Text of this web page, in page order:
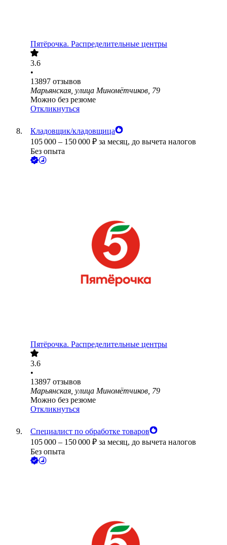
Пятёрочка. Распределительные центры
3.6
•
13897 отзывов
Марьянская, улица Миномётчиков, 79
Можно без резюме
Откликнуться
Кладовщик/кладовщица
105 000 – 150 000 ₽ за месяц, до вычета налогов
Без опыта
Пятёрочка. Распределительные центры
3.6
•
13897 отзывов
Марьянская, улица Миномётчиков, 79
Можно без резюме
Откликнуться
Специалист по обработке товаров
105 000 – 150 000 ₽ за месяц, до вычета налогов
Без опыта